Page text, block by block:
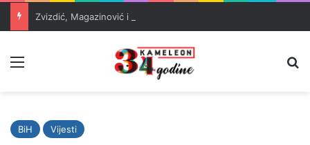
BiH Vijesti